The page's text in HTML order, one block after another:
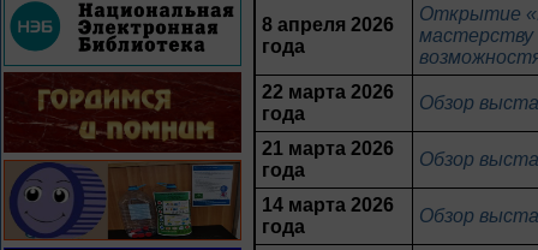
8 апреля 2026
года
Открытие
мастерству
22 марта 2026
года
Обзор
21 марта 2026
года
Обзор
14 марта 2026
года
Обзор